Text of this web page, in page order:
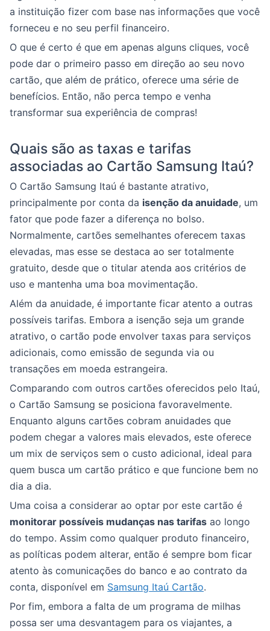
a instituição fizer com base nas informações que você
forneceu e no seu perfil financeiro.
O que é certo é que em apenas alguns cliques, você
pode dar o primeiro passo em direção ao seu novo
cartão, que além de prático, oferece uma série de
benefícios. Então, não perca tempo e venha
transformar sua experiência de compras!
Quais são as taxas e tarifas
associadas ao Cartão Samsung Itaú?
O Cartão Samsung Itaú é bastante atrativo,
principalmente por conta da isenção da anuidade, um
fator que pode fazer a diferença no bolso.
Normalmente, cartões semelhantes oferecem taxas
elevadas, mas esse se destaca ao ser totalmente
gratuito, desde que o titular atenda aos critérios de
uso e mantenha uma boa movimentação.
Além da anuidade, é importante ficar atento a outras
possíveis tarifas. Embora a isenção seja um grande
atrativo, o cartão pode envolver taxas para serviços
adicionais, como emissão de segunda via ou
transações em moeda estrangeira.
Comparando com outros cartões oferecidos pelo Itaú,
o Cartão Samsung se posiciona favoravelmente.
Enquanto alguns cartões cobram anuidades que
podem chegar a valores mais elevados, este oferece
um mix de serviços sem o custo adicional, ideal para
quem busca um cartão prático e que funcione bem no
dia a dia.
Uma coisa a considerar ao optar por este cartão é
monitorar possíveis mudanças nas tarifas ao longo
do tempo. Assim como qualquer produto financeiro,
as políticas podem alterar, então é sempre bom ficar
atento às comunicações do banco e ao contrato da
conta, disponível em Samsung Itaú Cartão.
Por fim, embora a falta de um programa de milhas
possa ser uma desvantagem para os viajantes, a